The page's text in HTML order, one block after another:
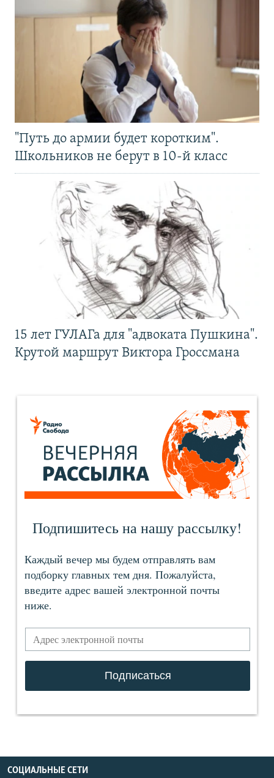
"Путь до армии будет коротким".
Школьников не берут в 10-й класс
15 лет ГУЛАГа для "адвоката Пушкина".
Крутой маршрут Виктора Гроссмана
СОЦИАЛЬНЫЕ СЕТИ